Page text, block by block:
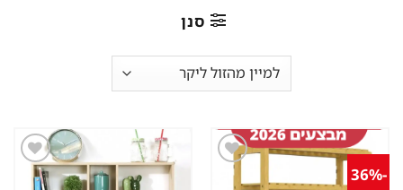
סנן
-36%
שמור